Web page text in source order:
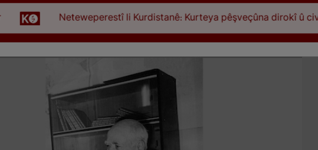
Neteweperestî li Kurdistanê: Kurteya pêşveçûna dirokî û civakî-siyasî